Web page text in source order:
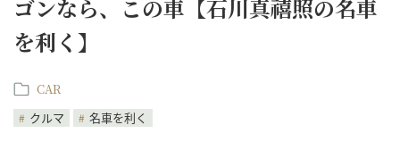
ゴンなら、この車【石川真禧照の名車
を利く】
CAR
クルマ
名車を利く